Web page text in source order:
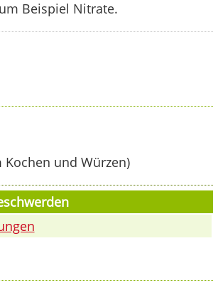
Beispiel Nitrate.
und Würzen)